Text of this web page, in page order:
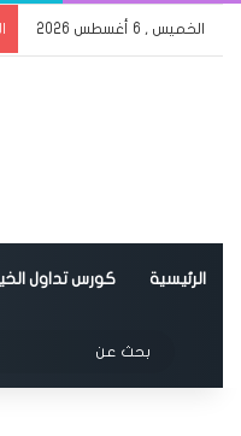
الخميس , 6 أغسطس 2026
الرئيسية كورس تداول
الوضع المظلم